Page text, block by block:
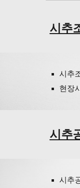
시추
시추
현장
시추
시추